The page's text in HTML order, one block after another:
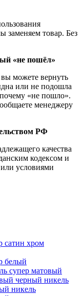
заменяем товар. Без
«не пошёл»
можете вернуть
или не подошла
«не пошло».
РФ
качества
кодексом и
условиями